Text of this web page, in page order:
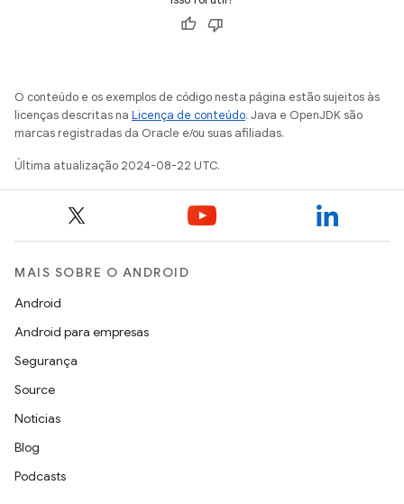
O conteúdo e os exemplos de código nesta página estão sujeitos às
licenças descritas na Licença de conteúdo. Java e OpenJDK são
marcas registradas da Oracle e/ou suas afiliadas.
Última atualização 2024-08-22 UTC.
MAIS SOBRE O ANDROID
Android
Android para empresas
Segurança
Source
Notícias
Blog
Podcasts